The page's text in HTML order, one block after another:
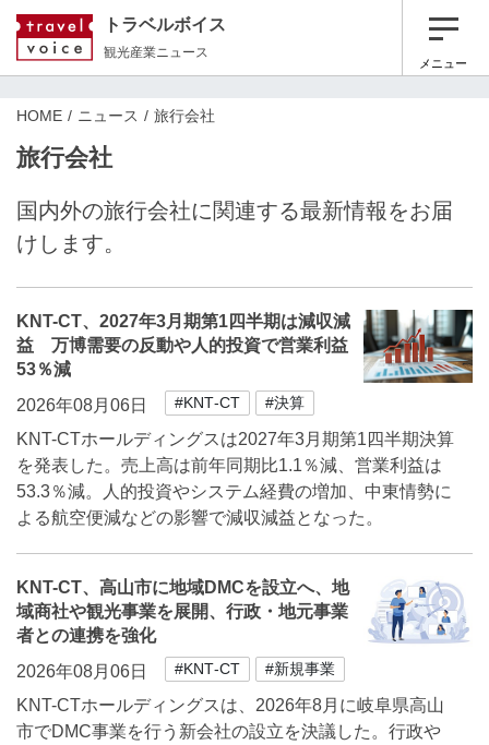
トラベルボイス
観光産業ニュース
メニュー
HOME ニュース 旅行会社
旅行会社
国内外の旅行会社に関連する最新情報をお届
けします。
KNT-CT、2027年3月期第1四半期は減収減
益 万博需要の反動や人的投資で営業利益
53％減
2026年08月06日
#KNT‐CT #決算
KNT-CTホールディングスは2027年3月期第1四半期決算
を発表した。売上高は前年同期比1.1％減、営業利益は
53.3％減。人的投資やシステム経費の増加、中東情勢に
よる航空便減などの影響で減収減益となった。
KNT-CT、高山市に地域DMCを設立へ、地
域商社や観光事業を展開、行政・地元事業
者との連携を強化
2026年08月06日
#KNT‐CT #新規事業
KNT-CTホールディングスは、2026年8月に岐阜県高山
市でDMC事業を行う新会社の設立を決議した。行政や